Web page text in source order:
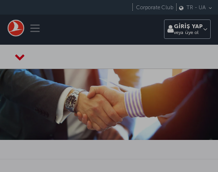
Toggle navigation
Corporate Club TR - UA
GİRİŞ YAP
veya üye ol